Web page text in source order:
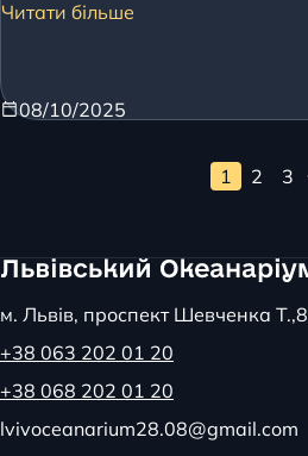
Читати більше
08/10/2025
1 2 3
м. Львів, проспект Шевченка Т.,8
+38 063 202 01 20
+38 068 202 01 20
lvivoceanarium28.08@gmail.com